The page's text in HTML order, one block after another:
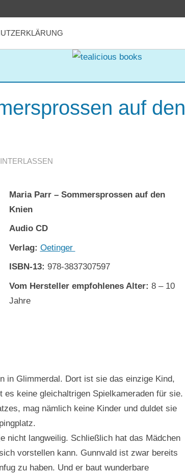
auf den
Maria Parr – Sommersprossen auf den
Knien
Audio CD
Verlag: Oetinger
ISBN-13: 978-3837307597
Vom Hersteller empfohlenes Alter: 8 – 10
Jahre
in Glimmerdal. Dort ist sie das einzige Kind,
keine gleichaltrigen Spielkameraden für sie.
mag nämlich keine Kinder und duldet sie
nicht langweilig. Schließlich hat das Mädchen
vorstellen kann. Gunnvald ist zwar bereits
zu haben. Und er baut wunderbare